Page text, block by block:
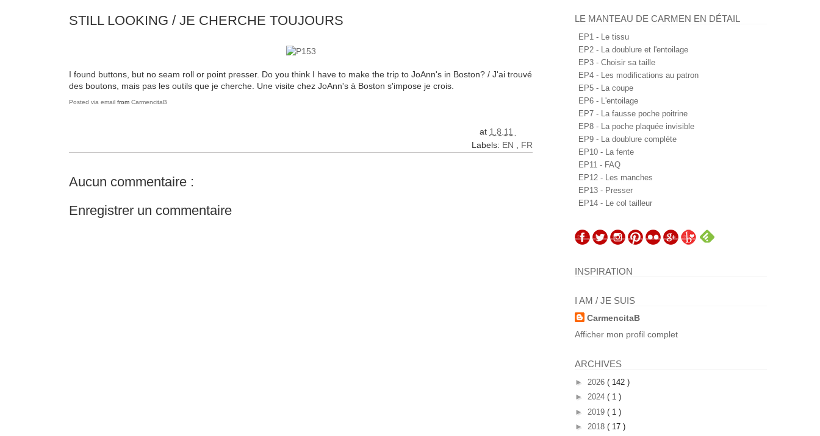
STILL LOOKING / JE CHERCHE TOUJOURS
I found buttons, but no seam roll or point presser. Do you think I have to make the trip to JoAnn's in Boston? / J'ai trouvé
des boutons, mais pas les outils que je cherche. Une visite chez JoAnn's à Boston s'impose je crois.
Posted via email from CarmencitaB
at 1.8.11
Labels: EN , FR
Aucun commentaire :
Enregistrer un commentaire
LE MANTEAU DE CARMEN EN DÉTAIL
EP1 - Le tissu
EP2 - La doublure et l'entoilage
EP3 - Choisir sa taille
EP4 - Les modifications au patron
EP5 - La coupe
EP6 - L'entoilage
EP7 - La fausse poche poitrine
EP8 - La poche plaquée invisible
EP9 - La doublure complète
EP10 - La fente
EP11 - FAQ
EP12 - Les manches
EP13 - Presser
EP14 - Le col tailleur
INSPIRATION
I AM / JE SUIS
CarmencitaB
Afficher mon profil complet
ARCHIVES
► 2026 ( 142 )
► 2024 ( 1 )
► 2019 ( 1 )
► 2018 ( 17 )